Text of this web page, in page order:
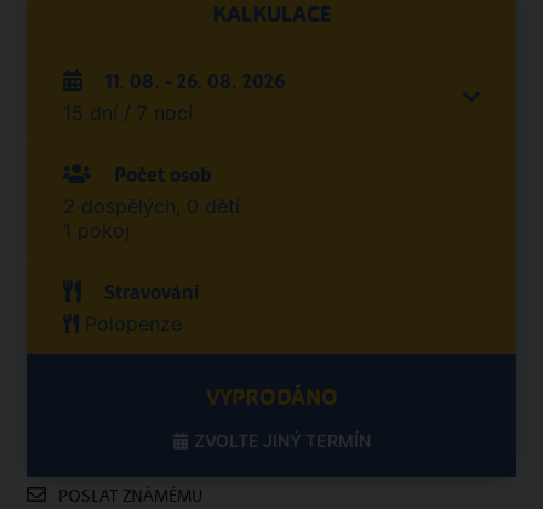
KALKULACE
11. 08. - 26. 08. 2026
15 dní / 7 nocí
Počet osob
2 dospělých, 0 dětí
1 pokoj
Stravování
Polopenze
VYPRODÁNO
ZVOLTE JINÝ TERMÍN
POSLAT ZNÁMÉMU